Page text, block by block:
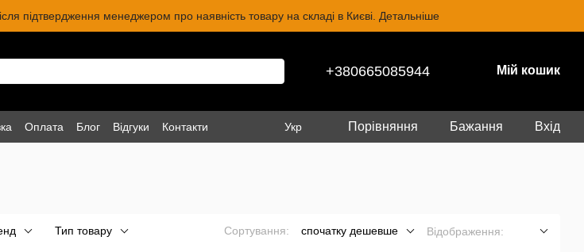
підтвердження менеджером про наявність товару на складі в Києві. Детальніше
+380665085944 Мій кошик
Оплата Блог Відгуки Контакти Укр Порівняння Бажання Вхід
Тип товару Сортування: спочатку дешевше Відображення: